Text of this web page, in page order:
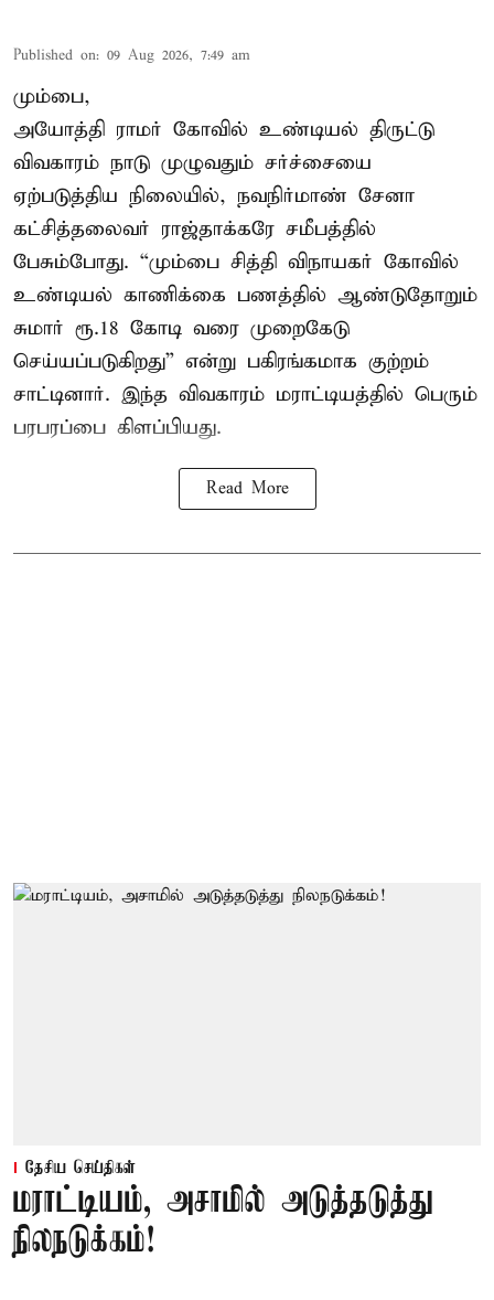
Published on: 09 Aug 2026, 7:49 am
மும்பை,
அயோத்தி ராமர் கோவில் உண்டியல் திருட்டு
விவகாரம் நாடு முழுவதும் சர்ச்சையை
ஏற்படுத்திய நிலையில், நவநிர்மாண் சேனா
கட்சித்தலைவர் ராஜ்தாக்கரே சமீபத்தில்
பேசும்போது. “மும்பை சித்தி விநாயகர் கோவில்
உண்டியல் காணிக்கை பணத்தில் ஆண்டுதோறும்
சுமார் ரூ.18 கோடி வரை முறைகேடு
செய்யப்படுகிறது” என்று பகிரங்கமாக குற்றம்
சாட்டினார். இந்த விவகாரம் மராட்டியத்தில் பெரும்
பரபரப்பை கிளப்பியது.
Read More
தேசிய செய்திகள்
மராட்டியம், அசாமில் அடுத்தடுத்து
நிலநடுக்கம்!